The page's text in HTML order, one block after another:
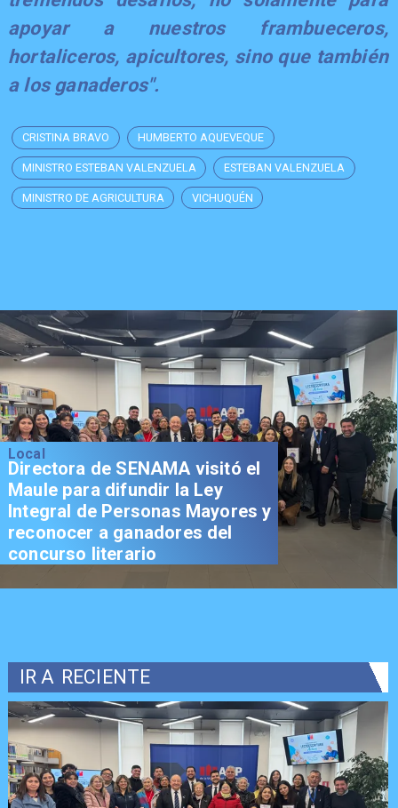
apoyar a nuestros frambueceros,
hortaliceros, apicultores, sino que también
a los ganaderos".
CRISTINA BRAVO HUMBERTO AQUEVEQUE
MINISTRO ESTEBAN VALENZUELA ESTEBAN VALENZUELA
MINISTRO DE AGRICULTURA VICHUQUÉN
Local
Directora de SENAMA visitó el
Maule para difundir la Ley
Integral de Personas Mayores y
reconocer a ganadores del
concurso literario
IR A RECIENTE